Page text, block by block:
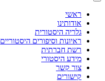
ראשי
אודותינו
גלריה היסטורית
ראיונות וסיפורים היסטוריים
רשת חברתית
מידע היסטורי
צור קשר
קישורים